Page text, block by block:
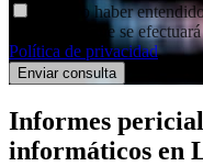
Declaro haber
tratamiento que se
Política de privacidad.
Informes
informáticos en